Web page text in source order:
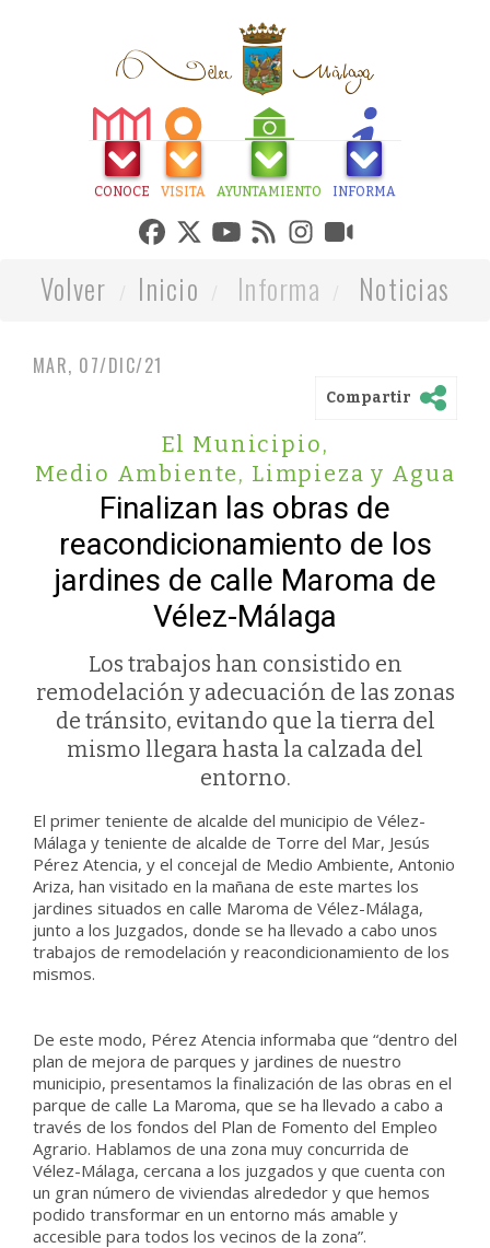
CONOCE VISITA AYUNTAMIENTO INFORMA
Volver Inicio Informa Noticias
MAR, 07/DIC/21
Compartir
El Municipio,
Medio Ambiente, Limpieza y Agua
Finalizan las obras de
reacondicionamiento de los
jardines de calle Maroma de
Vélez-Málaga
Los trabajos han consistido en
remodelación y adecuación de las zonas
de tránsito, evitando que la tierra del
mismo llegara hasta la calzada del
entorno.
El primer teniente de alcalde del municipio de Vélez-
Málaga y teniente de alcalde de Torre del Mar, Jesús
Pérez Atencia, y el concejal de Medio Ambiente, Antonio
Ariza, han visitado en la mañana de este martes los
jardines situados en calle Maroma de Vélez-Málaga,
junto a los Juzgados, donde se ha llevado a cabo unos
trabajos de remodelación y reacondicionamiento de los
mismos.
De este modo, Pérez Atencia informaba que “dentro del
plan de mejora de parques y jardines de nuestro
municipio, presentamos la finalización de las obras en el
parque de calle La Maroma, que se ha llevado a cabo a
través de los fondos del Plan de Fomento del Empleo
Agrario. Hablamos de una zona muy concurrida de
Vélez-Málaga, cercana a los juzgados y que cuenta con
un gran número de viviendas alrededor y que hemos
podido transformar en un entorno más amable y
accesible para todos los vecinos de la zona”.